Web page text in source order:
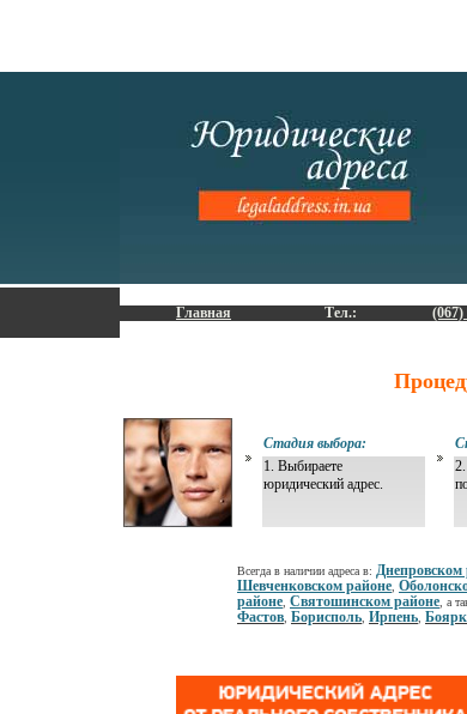
Главная Тел.: (067)
Стадия выбора:
1. Выбираете
юридический адрес.
Всегда в наличии адреса в: Днепровском
Шевченковском районе
районе Святошинском районе , а
Фастов Борисполь Ирпень